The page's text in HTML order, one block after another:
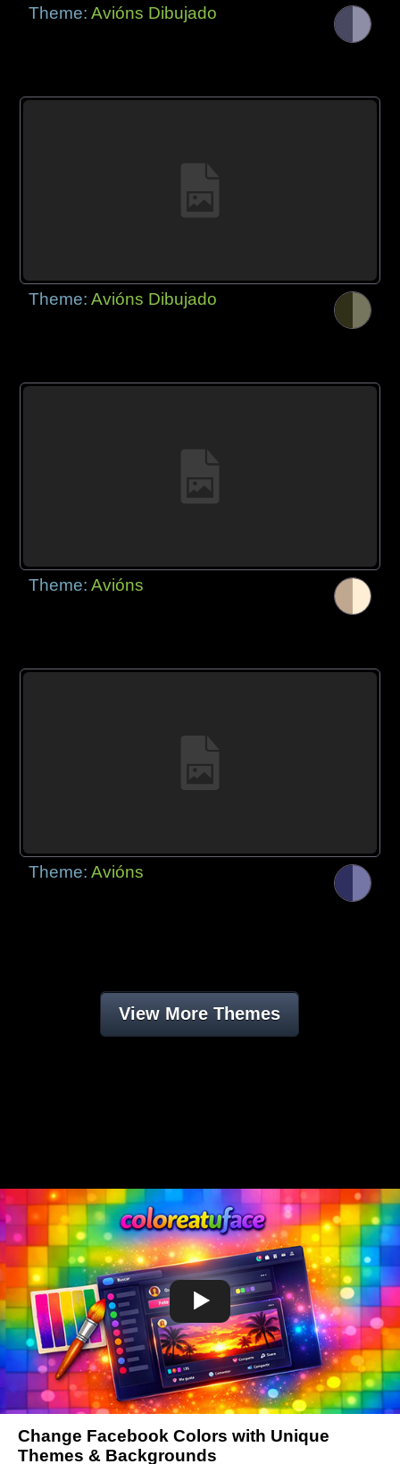
Theme:Avións Dibujado
Theme:Avións Dibujado
Theme:Avións
Theme:Avións
View More Themes
Change Facebook Colors with Unique
Themes & Backgrounds